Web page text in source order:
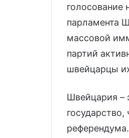
голосование
парламента
массовой
партий
швейцарцы
Швейцария –